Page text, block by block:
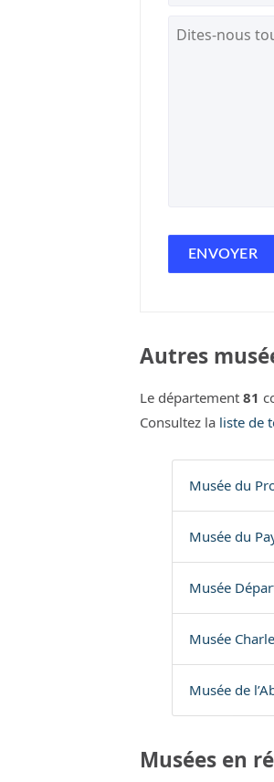
Autres
Le département 81
Consultez la liste de
Musée du
Musée du
Musée
Musée
Musée de
Musées en